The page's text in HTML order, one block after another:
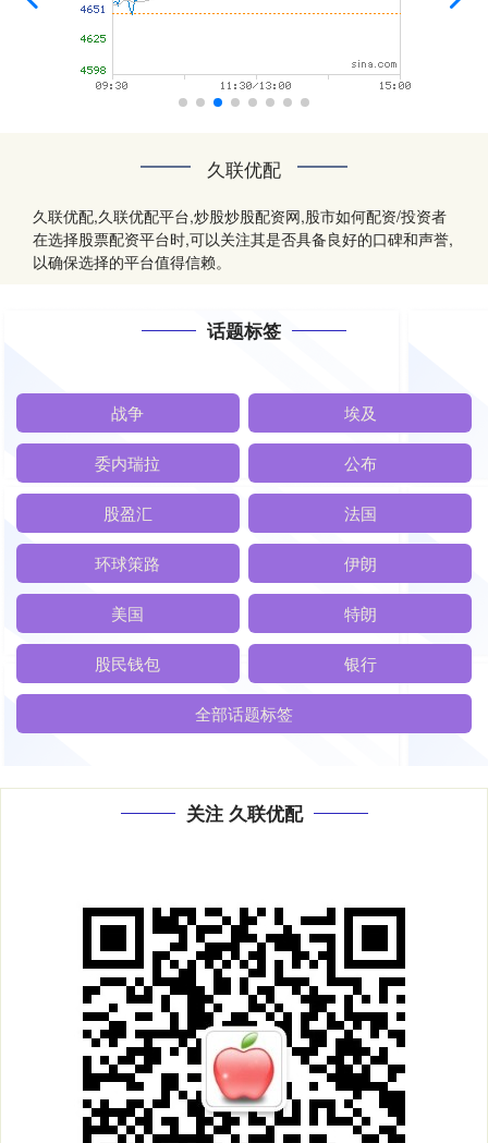
久联优配
久联优配,久联优配平台,炒股炒股配资网,股市如何配资/投资者
在选择股票配资平台时,可以关注其是否具备良好的口碑和声誉,
以确保选择的平台值得信赖。
话题标签
战争 埃及
委内瑞拉 公布
股盈汇 法国
环球策路 伊朗
美国 特朗
股民钱包 银行
全部话题标签
关注 久联优配